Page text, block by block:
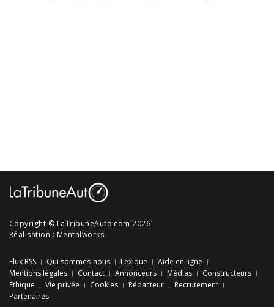
Copyright © LaTribuneAuto.com 2026
Réalisation : Mentalworks
Flux RSS Qui sommes-nous Lexique
Aide en ligne
Mentions légales
Contact Annonceurs Médias
Constructeurs
Ethique
Vie privée Cookies Rédacteur
Recrutement
Partenaires